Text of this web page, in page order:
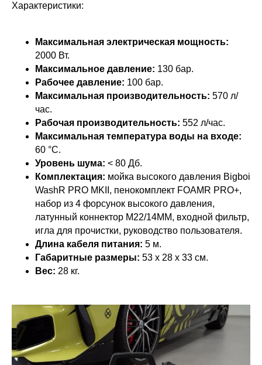
Характеристики:
Максимальная электрическая мощность:
2000 Вт.
Максимальное давление: 130 бар.
Рабочее давление: 100 бар.
Максимальная производительность: 570 л/
час.
Рабочая производительность: 552 л/час.
Максимальная температура воды на входе:
60 °С.
Уровень шума: < 80 Дб.
Комплектация: мойка высокого давления Bigboi
WashR PRO MKII, пенокомплект FOAMR PRO+,
набор из 4 форсунок высокого давления,
латунный коннектор M22/14ММ, входной фильтр,
игла для прочистки, руководство пользователя.
Длина кабеля питания: 5 м.
Габаритные размеры: 53 x 28 x 33 см.
Вес: 28 кг.